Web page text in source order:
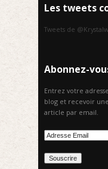
Les tweets
Tweets de
Abonnez-
Entrez votre
blog et recevoir
article par email.